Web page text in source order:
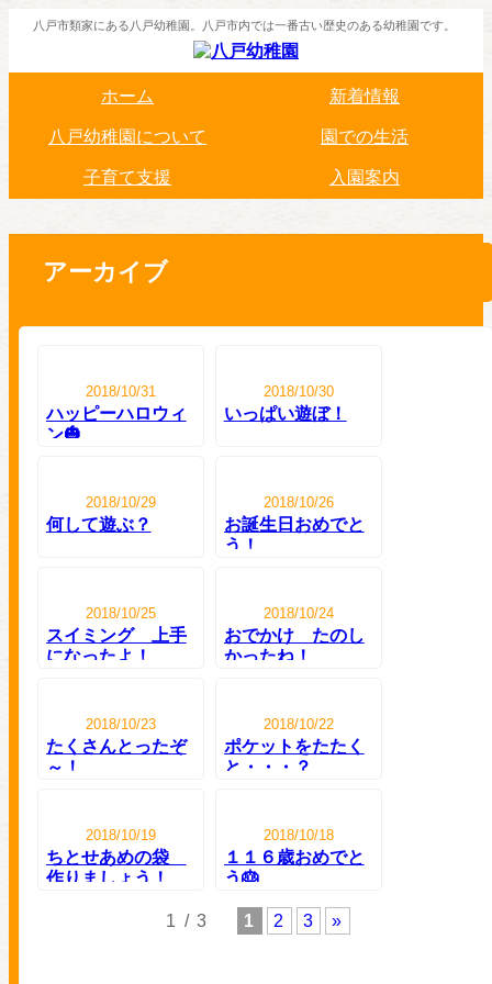
八戸市類家にある八戸幼稚園。八戸市内では一番古い歴史のある幼稚園です。
ホーム 新着情報
八戸幼稚園について 園での生活
子育て支援 入園案内
アーカイブ
2018/10/31
ハッピーハロウィ
ン🎃
2018/10/30
いっぱい遊ぼ！
2018/10/29
何して遊ぶ？
2018/10/26
お誕生日おめでと
う！
2018/10/25
スイミング 上手
になったよ！
2018/10/24
おでかけ たのし
かったね！
2018/10/23
たくさんとったぞ
～！
2018/10/22
ポケットをたたく
と・・・？
2018/10/19
ちとせあめの袋
作りましょう！
2018/10/18
１１６歳おめでと
う🎂
1 / 3 1 2 3 »